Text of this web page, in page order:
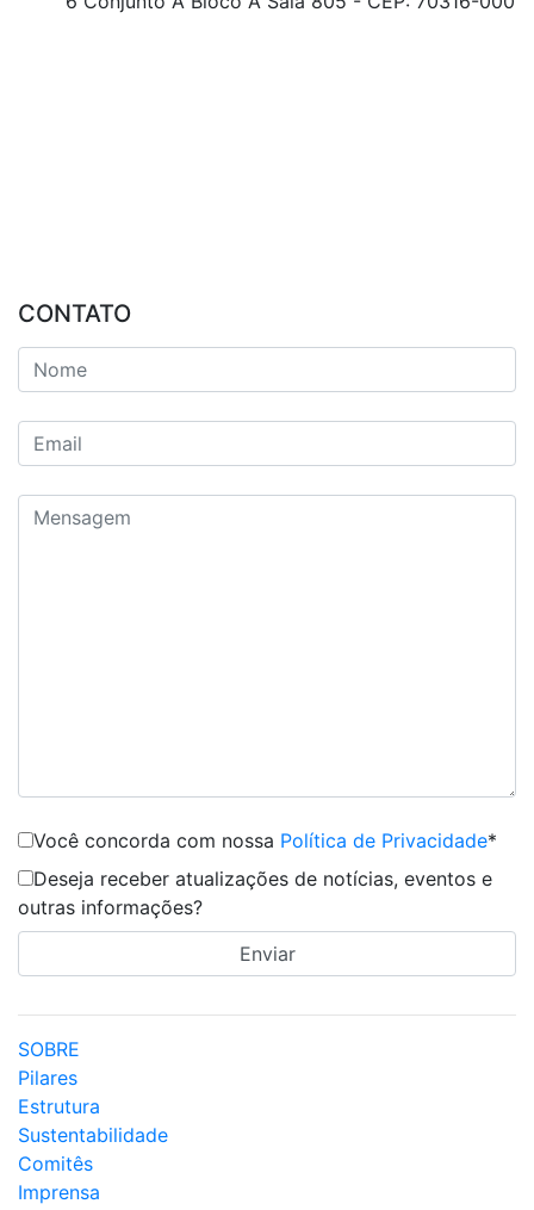
CONTATO
Você concorda com nossa Política de Privacidade*
Deseja receber atualizações de notícias, eventos e
outras informações?
SOBRE
Pilares
Estrutura
Sustentabilidade
Comitês
Imprensa